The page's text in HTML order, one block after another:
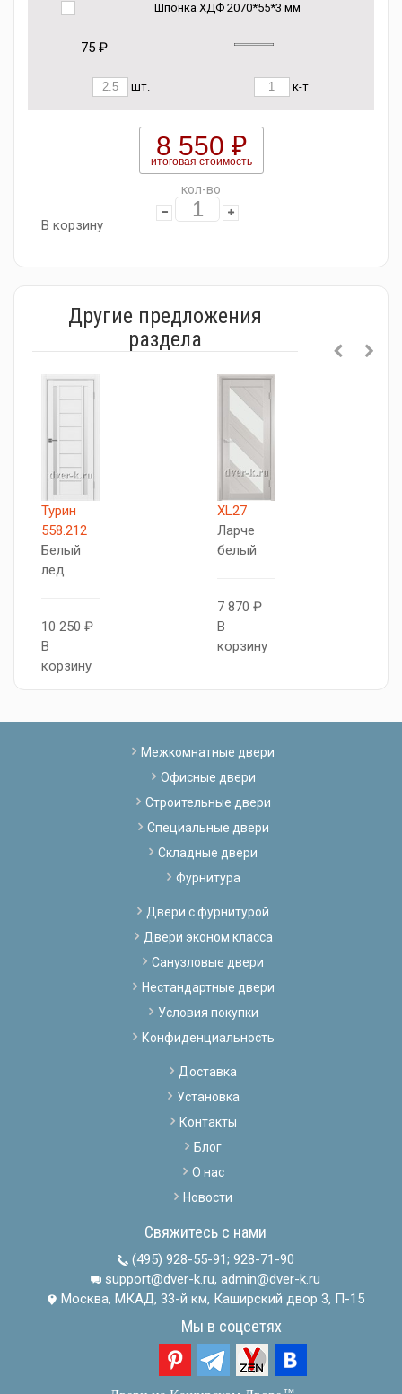
Шпонка ХДФ 2070*55*3 мм
75 ₽
шт. к-т
8 550 ₽
итоговая стоимость
кол-во
В корзину
Другие предложения
раздела
Турин
558.212
Белый
лед
10 250 ₽
В
корзину
XL27
Ларче
белый
7 870 ₽
В
корзину
Межкомнатные двери
Офисные двери
Строительные двери
Специальные двери
Складные двери
Фурнитура
Двери с фурнитурой
Двери эконом класса
Санузловые двери
Нестандартные двери
Условия покупки
Конфиденциальность
Доставка
Установка
Контакты
Блог
О нас
Новости
Свяжитесь с нами
(495) 928-55-91; 928-71-90
support@dver-k.ru, admin@dver-k.ru
Москва, МКАД, 33-й км, Каширский двор 3, П-15
Мы в соцсетях
тм